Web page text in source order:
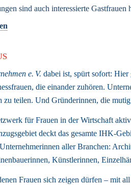
sind auch interessierte
e. V. dabei ist, spürt sofort: Hier
die einander zuhören.
zu teilen. Und Gründerinnen, die
für Frauen in der Wirtschaft
deckt das gesamte IHK-
aller Branchen:
Künstlerinnen,
Frauen sich zeigen dürfen – mit